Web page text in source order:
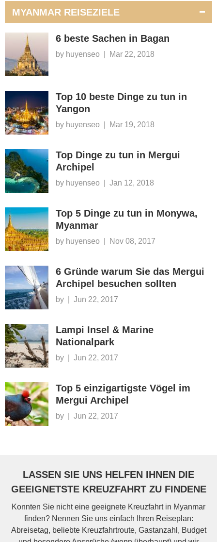
MYANMAR REISEZIELE
6 beste Sachen in Bagan
by huyenseo Mar 22, 2018
Top 10 beste Dinge zu tun in
Yangon
by huyenseo Mar 19, 2018
Top Dinge zu tun in Mergui
Archipel
by huyenseo Jan 12, 2018
Top 5 Dinge zu tun in Monywa,
Myanmar
by huyenseo Nov 08, 2017
6 Gründe warum Sie das Mergui
Archipel besuchen sollten
by Jun 22, 2017
Lampi Insel & Marine
Nationalpark
by Jun 22, 2017
Top 5 einzigartigste Vögel im
Mergui Archipel
by Jun 22, 2017
LASSEN SIE UNS HELFEN IHNEN DIE
GEEIGNETSTE KREUZFAHRT ZU FINDENE
Konnten Sie nicht eine geeignete Kreuzfahrt in Myanmar
finden? Nennen Sie uns einfach Ihren Reiseplan:
Abreisetag, beliebte Kreuzfahrtroute, Gastanzahl, Budget